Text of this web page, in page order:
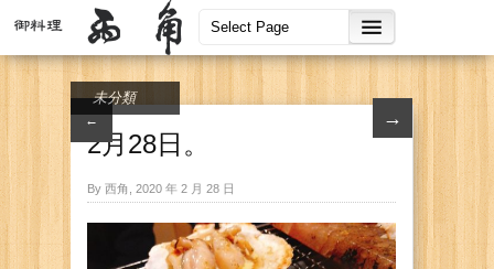
← →
未分類
2月28日。
By 西角, 2020 年 2 月 28 日